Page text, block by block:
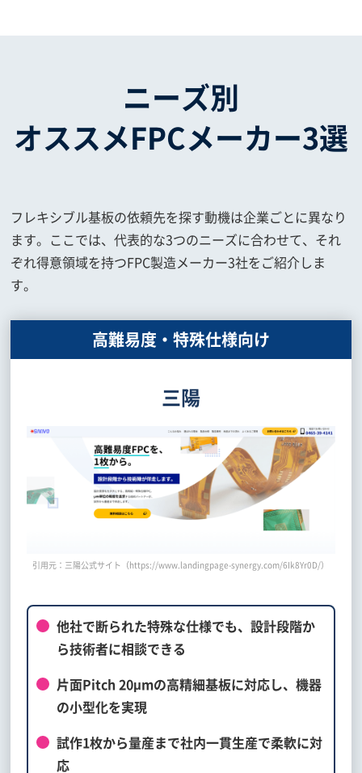
ニーズ別
オススメFPCメーカー3選
フレキシブル基板の依頼先を探す動機は企業ごとに異なり
ます。ここでは、代表的な3つのニーズに合わせて、それ
ぞれ得意領域を持つFPC製造メーカー3社をご紹介しま
す。
高難易度・特殊仕様向け
三陽
引用元：三陽公式サイト（https://www.landingpage-synergy.com/6Ik8Yr0D/）
他社で断られた特殊な仕様でも、設計段階か
ら技術者に相談できる
片面Pitch 20μmの高精細基板に対応し、機器
の小型化を実現
試作1枚から量産まで社内一貫生産で柔軟に対
応